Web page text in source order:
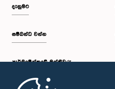
දැනුමට
සම්බන්ධ වන්න
පාර්ලි‌මේන්තුවේ මන්ත්‍රීවරු